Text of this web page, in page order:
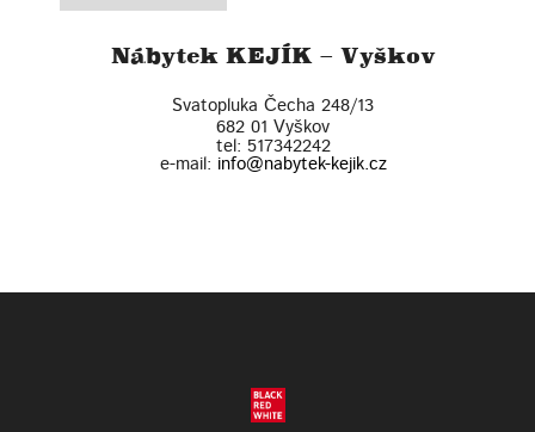
Nábytek KEJÍK – Vyškov
Svatopluka Čecha 248/13
682 01 Vyškov
tel: 517342242
e-mail: info@nabytek-kejik.cz